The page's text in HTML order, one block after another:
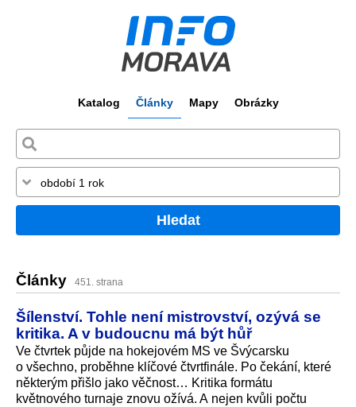
Katalog Články Mapy Obrázky
Hledat
Články 451. strana
Šílenství. Tohle není mistrovství, ozývá se
kritika. A v budoucnu má být hůř
Ve čtvrtek půjde na hokejovém MS ve Švýcarsku
o všechno, proběhne klíčové čtvrtfinále. Po čekání, které
některým přišlo jako věčnost… Kritika formátu
květnového turnaje znovu ožívá. A nejen kvůli počtu